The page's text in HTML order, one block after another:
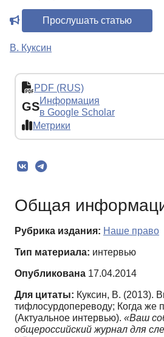
Прослушать статью
В. Куксин
PDF (RUS)
GSИнформация
в Google Scholar
Метрики
Общая
Рубрика издания: Наше право
Тип материала: интервью
Опубликована 17.04.2014
Для цитаты: Куксин, В. (2013).
тифлосурдопереводу; Когда же
(Актуальное интервью). «Ваш
общероссийский журнал для